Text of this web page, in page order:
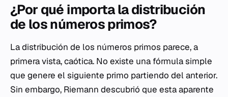
¿Por qué importa la distribución
de los números primos?
La distribución de los números primos parece, a
primera vista, caótica. No existe una fórmula simple
que genere el siguiente primo partiendo del anterior.
Sin embargo, Riemann descubrió que esta aparente